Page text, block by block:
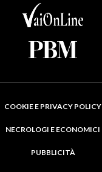
COOKIE E PRIVACY POLICY
NECROLOGI E ECONOMICI
PUBBLICITÀ